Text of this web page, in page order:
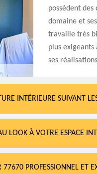
possèdent
domaine et
travaille très
plus exigeants
ses
INTÉRIEURE SUIVANT
LOOK À VOTRE ESPACE
77670 PROFESSIONNEL ET